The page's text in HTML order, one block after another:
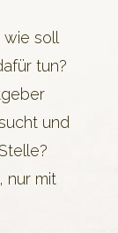
soll
tun?
und
nur mit